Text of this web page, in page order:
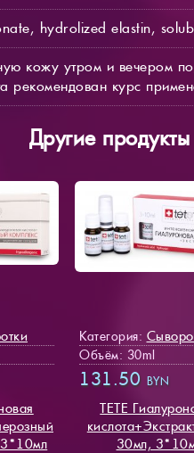
hydrolized elastin,
кожу утром и вечером
рекомендован курс
Другие
3*10мл
Категория:
Объём: 30ml
131.50 BYN
TETE
30мл,